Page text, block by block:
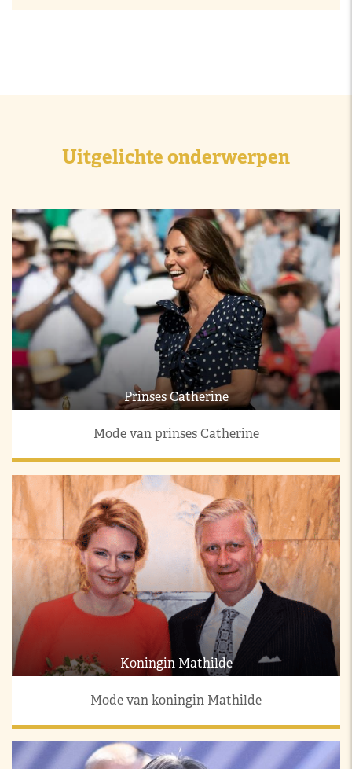
Uitgelichte onderwerpen
Prinses Catherine
Mode van prinses Catherine
Koningin Mathilde
Mode van koningin Mathilde